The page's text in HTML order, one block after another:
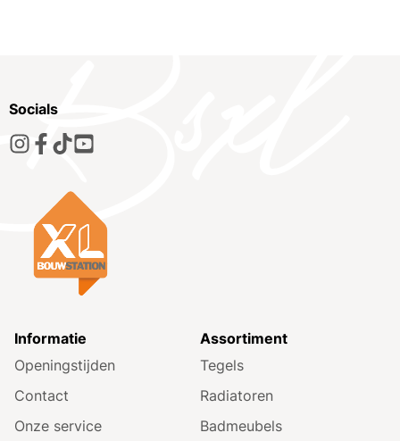
Socials
Informatie
Openingstijden
Contact
Onze service
Assortiment
Tegels
Radiatoren
Badmeubels